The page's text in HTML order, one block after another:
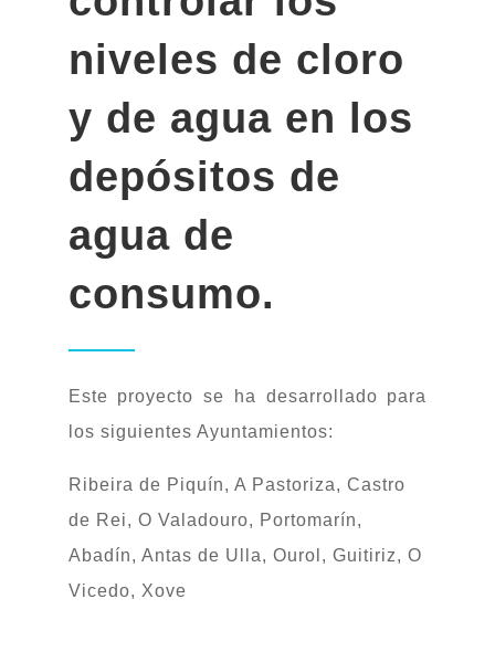
niveles de cloro
y de agua en los
depósitos de
agua de
consumo.
Este proyecto se ha desarrollado para
los siguientes Ayuntamientos:
Ribeira de Piquín, A Pastoriza, Castro
de Rei, O Valadouro, Portomarín,
Abadín, Antas de Ulla, Ourol, Guitiriz, O
Vicedo, Xove